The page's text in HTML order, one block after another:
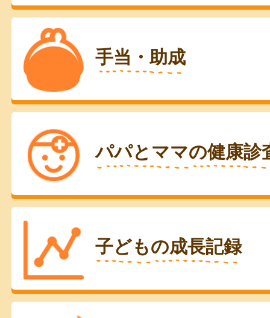
手当・助成
パパとママの健康診
子どもの成長記録